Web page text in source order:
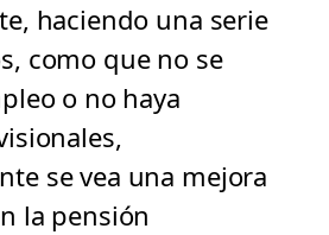
haciendo una serie
como que no se
o no haya
se vea una mejora
la pensión